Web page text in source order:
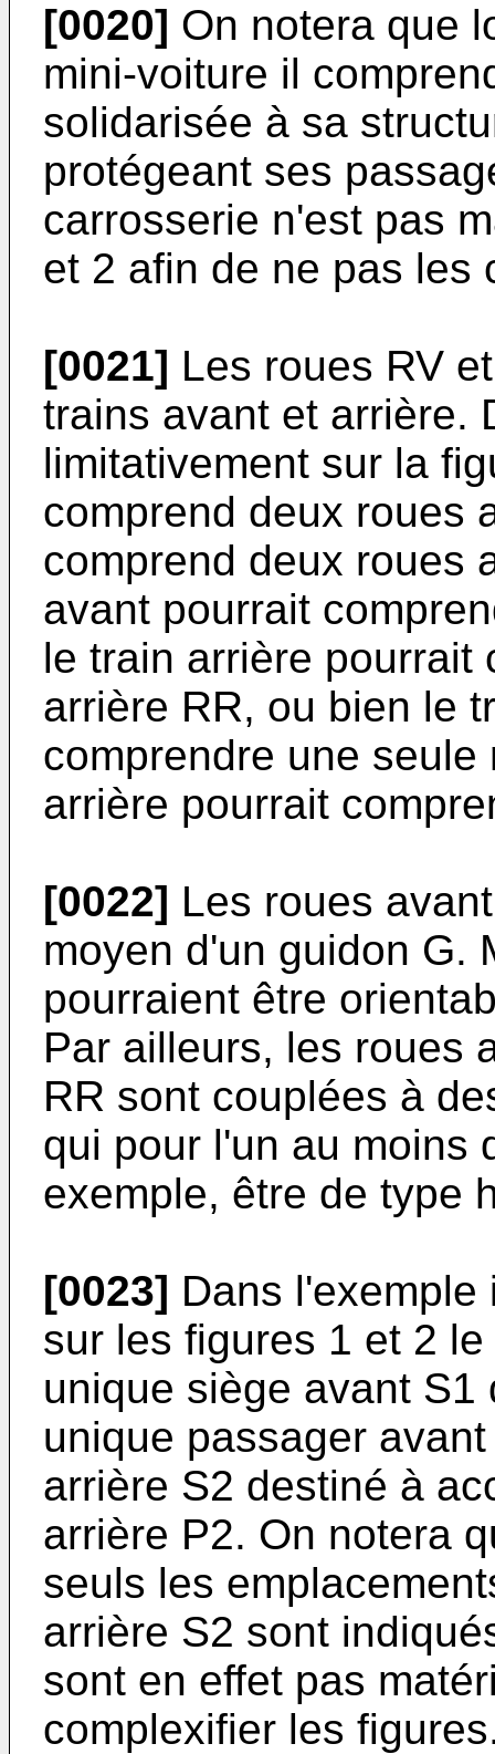
[0020] On notera que
mini-voiture il
solidarisée à sa
protégeant ses
carrosserie n'est pas
et 2 afin de ne pas les
[0021] Les roues RV
trains avant et arrière.
limitativement sur la
comprend deux roues
comprend deux roues
avant pourrait
le train arrière pourrait
arrière RR, ou bien le
comprendre une
arrière pourrait
[0022] Les roues
moyen d'un guidon G.
pourraient être
Par ailleurs, les roues
RR sont couplées à
qui pour l'un au moins
exemple, être de type
[0023] Dans
sur les figures 1 et 2
unique siège avant
unique passager
arrière S2 destiné à
arrière P2. On notera
seuls les
arrière S2 sont
sont en effet pas
complexifier les